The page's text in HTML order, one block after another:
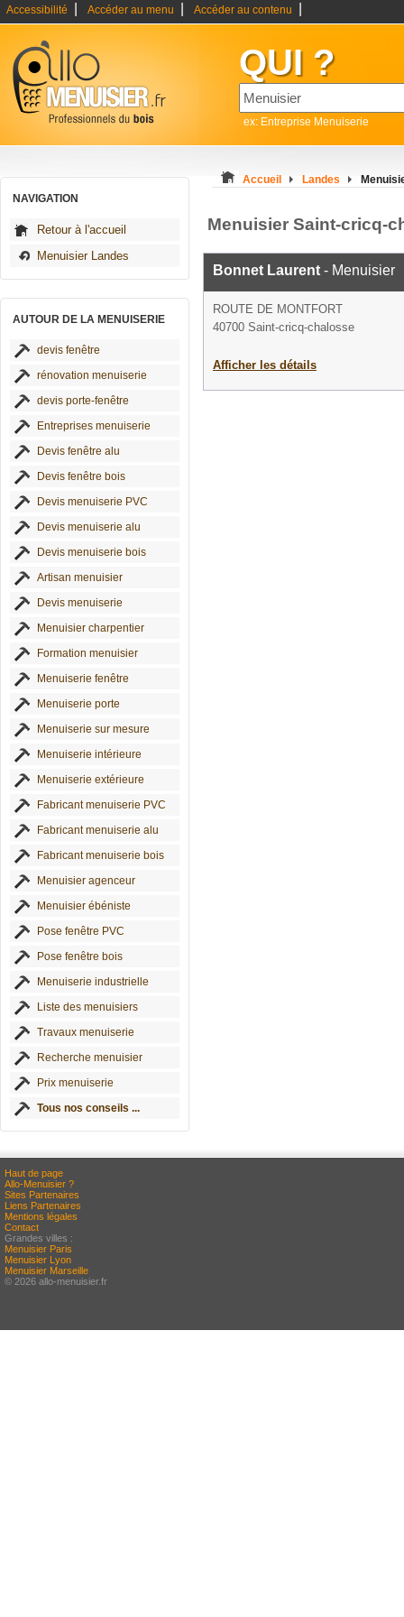
Accessibilité Accéder au menu Accéder au contenu
QUI ?
ex: Entreprise Menuiserie
NAVIGATION
Retour à l'accueil
Menuisier Landes
AUTOUR DE LA MENUISERIE
devis fenêtre
rénovation menuiserie
devis porte-fenêtre
Entreprises menuiserie
Devis fenêtre alu
Devis fenêtre bois
Devis menuiserie PVC
Devis menuiserie alu
Devis menuiserie bois
Artisan menuisier
Devis menuiserie
Menuisier charpentier
Formation menuisier
Menuiserie fenêtre
Menuiserie porte
Menuiserie sur mesure
Menuiserie intérieure
Menuiserie extérieure
Fabricant menuiserie PVC
Fabricant menuiserie alu
Fabricant menuiserie bois
Menuisier agenceur
Menuisier ébéniste
Pose fenêtre PVC
Pose fenêtre bois
Menuiserie industrielle
Liste des menuisiers
Travaux menuiserie
Recherche menuisier
Prix menuiserie
Tous nos conseils ...
Accueil Landes
Menuisier Saint-cricq-
Bonnet Laurent - Menuisier
ROUTE DE MONTFORT
40700 Saint-cricq-chalosse
Afficher les détails
Haut de page
Allo-Menuisier ?
Sites Partenaires
Liens Partenaires
Mentions légales
Contact
Grandes villes :
Menuisier Paris
Menuisier Lyon
Menuisier Marseille
© 2026 allo-menuisier.fr